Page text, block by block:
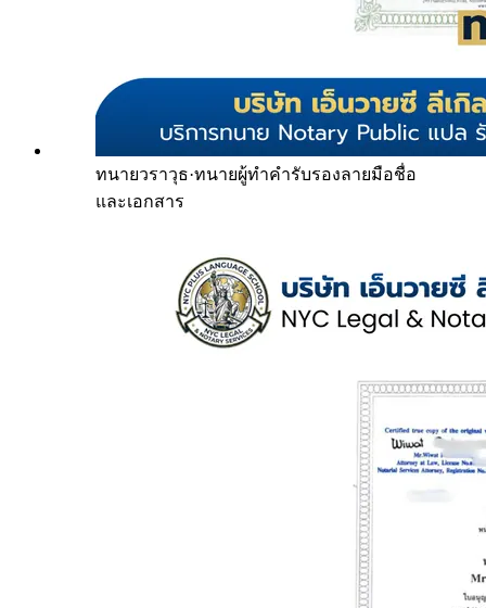
ทนายวราวุธ·ทนายผู้ทำคำรับรองลายมือชื่อ
และเอกสาร